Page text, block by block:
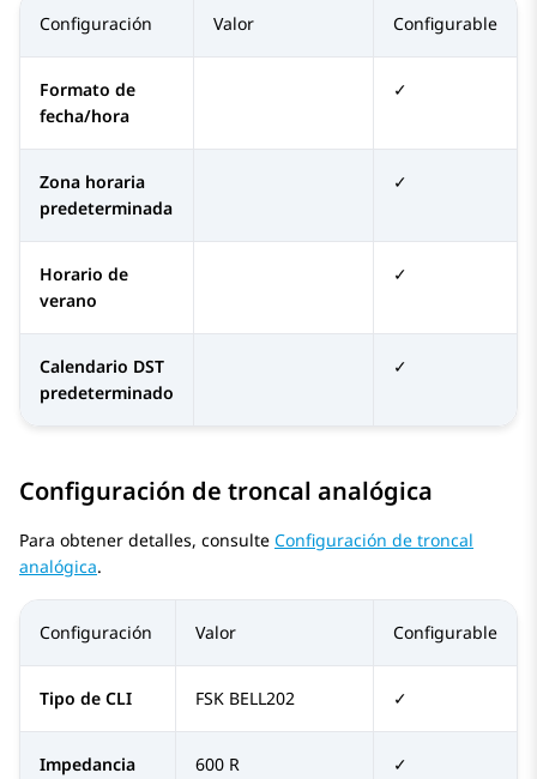
Configuración Valor Configurable
Formato de
fecha/hora
✓
Zona horaria
predeterminada
✓
Horario de
verano
✓
Calendario DST
predeterminado
✓
Configuración de troncal analógica
Para obtener detalles, consulte Configuración de troncal
analógica.
Configuración Valor Configurable
Tipo de CLI FSK BELL202 ✓
Impedancia
600 R ✓